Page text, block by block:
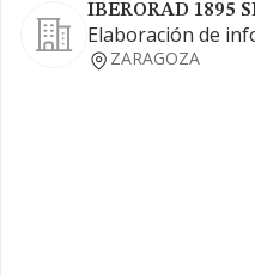
IBERORAD 1895
Elaboración de
ZARAGOZA